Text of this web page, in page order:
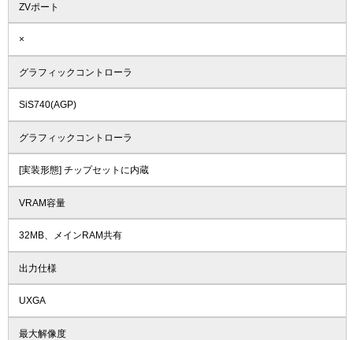
ZVポート
×
グラフィックコントローラ
SiS740(AGP)
グラフィックコントローラ
[実装形態] チップセットに内蔵
VRAM容量
32MB、メインRAM共有
出力仕様
UXGA
最大解像度